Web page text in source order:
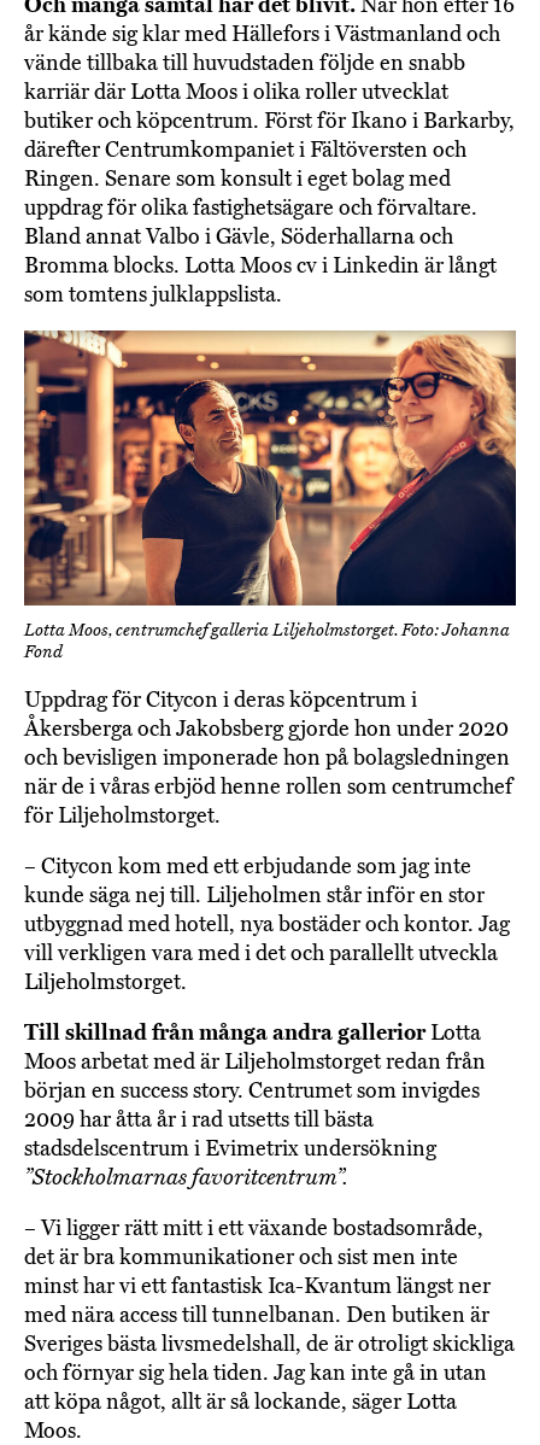
år kände sig klar med Hällefors i Västmanland och
vände tillbaka till huvudstaden följde en snabb
karriär där Lotta Moos i olika roller utvecklat
butiker och köpcentrum. Först för Ikano i Barkarby,
därefter Centrumkompaniet i Fältöversten och
Ringen. Senare som konsult i eget bolag med
uppdrag för olika fastighetsägare och förvaltare.
Bland annat Valbo i Gävle, Söderhallarna och
Bromma blocks. Lotta Moos cv i Linkedin är långt
som tomtens julklappslista.
Lotta Moos, centrumchef galleria Liljeholmstorget. Foto: Johanna
Fond
Uppdrag för Citycon i deras köpcentrum i
Åkersberga och Jakobsberg gjorde hon under 2020
och bevisligen imponerade hon på bolagsledningen
när de i våras erbjöd henne rollen som centrumchef
för Liljeholmstorget.
– Citycon kom med ett erbjudande som jag inte
kunde säga nej till. Liljeholmen står inför en stor
utbyggnad med hotell, nya bostäder och kontor. Jag
vill verkligen vara med i det och parallellt utveckla
Liljeholmstorget.
Till skillnad från många andra galleriorLotta
Moos arbetat med är Liljeholmstorget redan från
början en success story. Centrumet som invigdes
2009 har åtta år i rad utsetts till bästa
stadsdelscentrum i Evimetrix undersökning
”Stockholmarnas favoritcentrum”.
– Vi ligger rätt mitt i ett växande bostadsområde,
det är bra kommunikationer och sist men inte
minst har vi ett fantastisk Ica-Kvantum längst ner
med nära access till tunnelbanan. Den butiken är
Sveriges bästa livsmedelshall, de är otroligt skickliga
och förnyar sig hela tiden. Jag kan inte gå in utan
att köpa något, allt är så lockande, säger Lotta
Moos.